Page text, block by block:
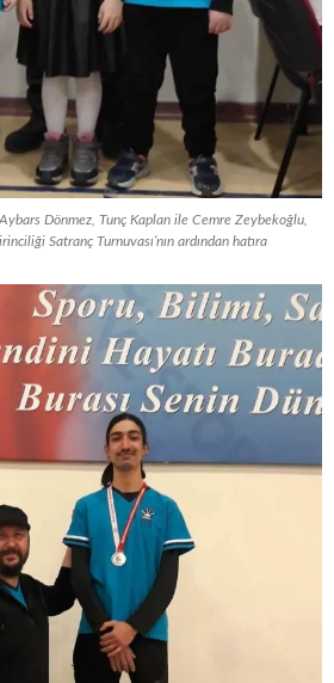
Dönmez, Tunç Kaplan ile Cemre Zeybekoğlu,
Satranç Turnuvası’nın ardından hatıra